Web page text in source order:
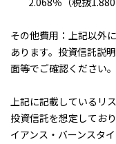
その他費用：上記以外
あります。投資信託説
面等でご確認ください。
上記に記載しているリ
投資信託を想定してお
イアンス・バーンスタ